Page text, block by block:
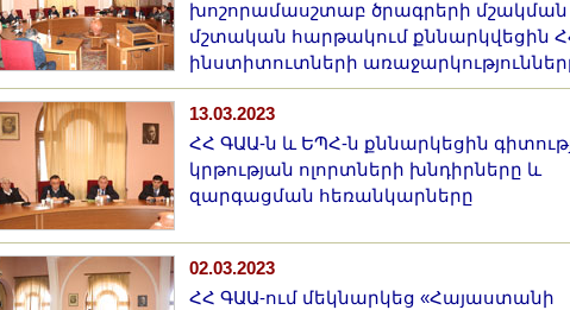
խոշորամասշտաբ ծրագրերի մշակման
մշտական հարթակում քննարկվեցին
ինստիտուտների
13.03.2023
ՀՀ ԳԱԱ-ն և ԵՊՀ-ն քննարկեցին
կրթության ոլորտների խնդիրները և
զարգացման հեռանկարները
02.03.2023
ՀՀ ԳԱԱ-ում մեկնարկեց «Հայաստանի